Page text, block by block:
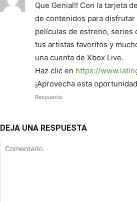
Que Genial!! Con la tarjeta
de contenidos para
películas de estreno, series
tus artistas favoritos y
una cuenta de Xbox Live.
Haz clic en https://
¡Aprovecha esta
Respuesta
DEJA UNA RESPUESTA